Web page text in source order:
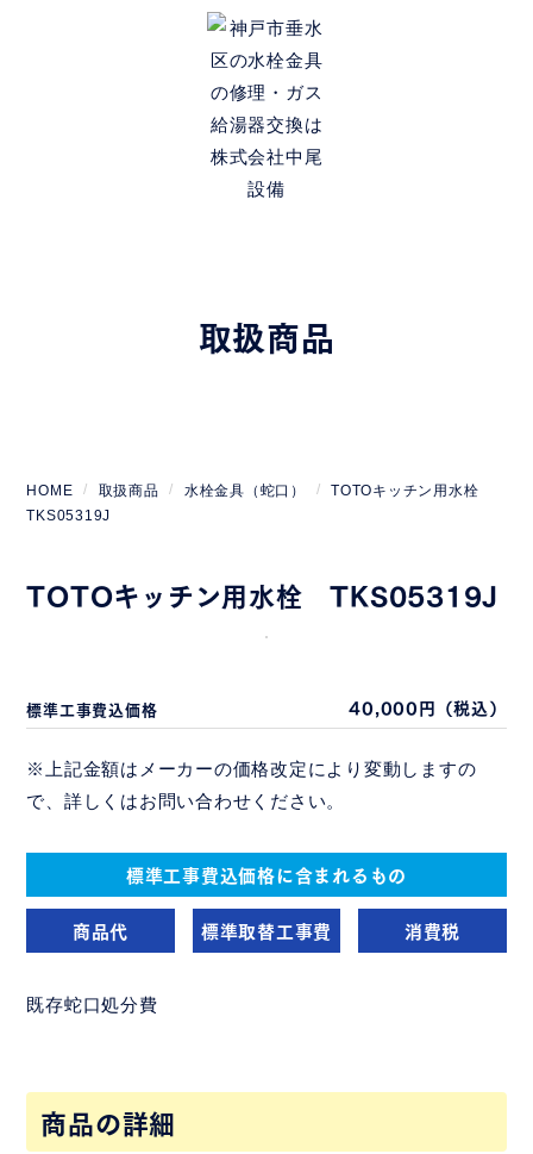
取扱商品
HOME 取扱商品 水栓金具（蛇口）
TOTOキッチン用水栓
TKS05319J
TOTOキッチン用水栓 TKS05319J
標準工事費込価格 40,000円（税込）
※上記金額はメーカーの価格改定により変動しますの
で、詳しくはお問い合わせください。
標準工事費込価格に含まれるもの
商品代
標準取替工事費 消費税
既存蛇口処分費
商品の詳細